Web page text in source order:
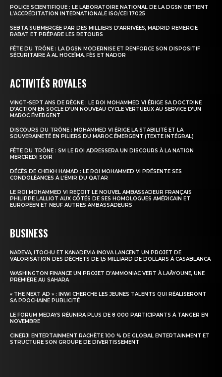
POLICE SCIENTIFIQUE : LE LABORATOIRE NATIONAL DE LA DGSN OBTIENT
L’ACCRÉDITATION INTERNATIONALE ISO/CEI 17025
SEBTA SUBMERGÉE PAR DES MILLIERS D’ARRIVÉES, MADRID REMERCIE
RABAT ET PRÉPARE LES RETOURS
FÊTE DU TRÔNE : LA DGSN MODERNISE ET RENFORCE SON DISPOSITIF
SÉCURITAIRE À AL HOCEÏMA, FÈS ET NADOR
ACTIVITÉS ROYALES
VINGT-SEPT ANS DE RÈGNE : LE ROI MOHAMMED VI ÉRIGE SA DOCTRINE
D’ACTION EN SOCLE D’UN NOUVEAU CYCLE VERTUEUX AU SERVICE D’UN
MAROC ÉMERGENT
DISCOURS DU TRÔNE : MOHAMMED VI ÉRIGE LA STABILITÉ ET LA
SOUVERAINETÉ EN PILIERS DU MAROC ÉMERGENT (TEXTE INTÉGRAL)
FÊTE DU TRÔNE : SM LE ROI ADRESSERA UN DISCOURS À LA NATION
MERCREDI SOIR
DÉCÈS DE CHEIKH HAMAD : LE ROI MOHAMMED VI PRÉSENTE SES
CONDOLÉANCES À L’ÉMIR DU QATAR
LE ROI MOHAMMED VI REÇOIT LE NOUVEL AMBASSADEUR FRANÇAIS
PHILIPPE LALLIOT AUX CÔTÉS DE SES HOMOLOGUES AMÉRICAIN ET
EUROPÉEN ET NEUF AUTRES AMBASSADEURS
BUSINESS
NAREVA, ITOCHU ET KANADEVIA INOVA LANCENT UN PROJET DE
VALORISATION DES DÉCHETS DE 1,5 MILLIARD DE DOLLARS À CASABLANCA
WASHINGTON FINANCE UN PROJET D’AMMONIAC VERT À LAÂYOUNE, UNE
PREMIÈRE AU SAHARA
« THE NEXT AD » : INWI CHERCHE LES JEUNES TALENTS QUI RÉALISERONT
SA PROCHAINE PUBLICITÉ
LE FORUM MEDAYS RÉUNIRA PLUS DE 8 000 PARTICIPANTS À TANGER EN
NOVEMBRE
CINERJI ENTERTAINMENT RACHÈTE 100 % DE GLOBAL ENTERTAINMENT ET
STRUCTURE SON GROUPE DE DIVERTISSEMENT